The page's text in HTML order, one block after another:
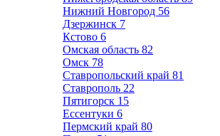
Нижний Новгород 56
Дзержинск 7
Кстово 6
Омская область 82
Омск 78
Ставропольский край 81
Ставрополь 22
Пятигорск 15
Ессентуки 6
Пермский край 80